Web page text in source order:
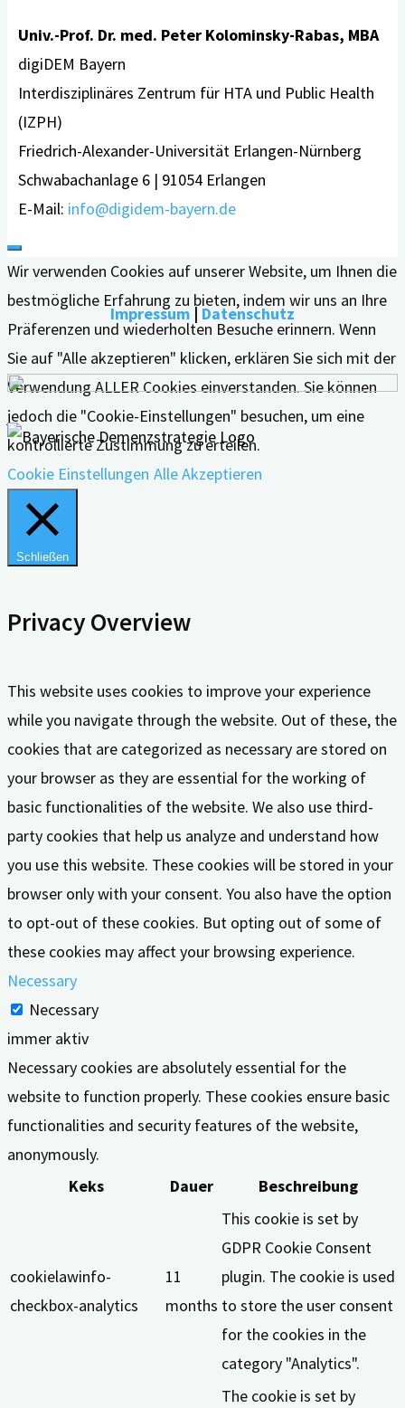
Logos
zum
Download"
Univ.-Prof. Dr. med. Peter Kolominsky-Rabas, MBA
digiDEM Bayern
Interdisziplinäres Zentrum für HTA und Public Health
(IZPH)
Friedrich-Alexander-Universität Erlangen-Nürnberg
Schwabachanlage 6 | 91054 Erlangen
E-Mail: info@digidem-bayern.de
Impressum | Datenschutz
Wir verwenden Cookies auf unserer Website, um Ihnen die
bestmögliche Erfahrung zu bieten, indem wir uns an Ihre
Präferenzen und wiederholten Besuche erinnern. Wenn
Sie auf "Alle akzeptieren" klicken, erklären Sie sich mit der
Verwendung ALLER Cookies einverstanden. Sie können
jedoch die "Cookie-Einstellungen" besuchen, um eine
kontrollierte Zustimmung zu erteilen.
Cookie Einstellungen Alle Akzeptieren
Schließen
Privacy Overview
This website uses cookies to improve your experience
while you navigate through the website. Out of these, the
cookies that are categorized as necessary are stored on
your browser as they are essential for the working of
basic functionalities of the website. We also use third-
party cookies that help us analyze and understand how
you use this website. These cookies will be stored in your
browser only with your consent. You also have the option
to opt-out of these cookies. But opting out of some of
these cookies may affect your browsing experience.
Necessary
Necessary
immer aktiv
Necessary cookies are absolutely essential for the
website to function properly. These cookies ensure basic
functionalities and security features of the website,
anonymously.
Keks
Dauer Beschreibung
cookielawinfo-
checkbox-analytics
11
months
This cookie is set by
GDPR Cookie Consent
plugin. The cookie is used
to store the user consent
for the cookies in the
category "Analytics".
The cookie is set by